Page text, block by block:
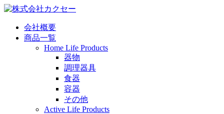
会社概要
商品一覧
Home Life Products
器物
調理器具
食器
容器
その他
Active Life Products